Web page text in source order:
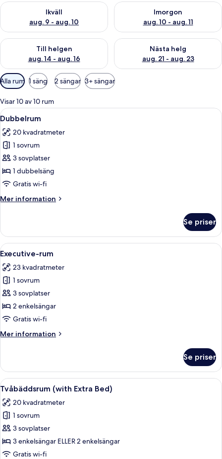
Ikväll
aug. 9 - aug. 10
Kontrollera tillgängligheten för ikväll aug. 9 - aug. 10
Imorgon
aug. 10 - aug. 11
Kontrollera tillgängligheten
Till helgen
aug. 14 - aug. 16
Kontrollera tillgängligheten för den här helgen aug. 14 - aug.
Nästa helg
aug. 21 - aug. 23
Kontrollera tillgängligheten
Tillgängliga
filter
för
rum
Alla rum 1 säng 2 sängar 3+ sängar
Visar 10 av 10 rum
Öppna
alla
foton
för
Dubbelrum
Ett hotellrum med en stor säng, ett
6
Dubbelrum
20 kvadratmeter
1 sovrum
3 sovplatser
1 dubbelsäng
Gratis wi-fi
Mer information
Mer
Se priser
Öppna
alla
foton
för
Executive-
rum
Ett hotellrum med en stor säng, två
6
Executive-rum
23 kvadratmeter
1 sovrum
3 sovplatser
2 enkelsängar
Gratis wi-fi
Mer information
Mer
rum
Se priser
Öppna
alla
foton
för
Tvåbäddsrum
(with
Extra
Ett hotellrum med en stor säng, två
7
Tvåbäddsrum (with Extra Bed)
20 kvadratmeter
1 sovrum
3 sovplatser
3 enkelsängar ELLER 2 enkelsängar
Gratis wi-fi